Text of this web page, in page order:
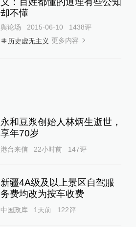
却不懂
舆论场 2015-06-10 1438评
历史虚无主义 更多内容
永和豆浆创始人林炳生逝世，
享年70岁
港台来信 22小时前 147评
新疆4A级及以上景区自驾服
务费均改为按车收费
中国政库 1天前 122评